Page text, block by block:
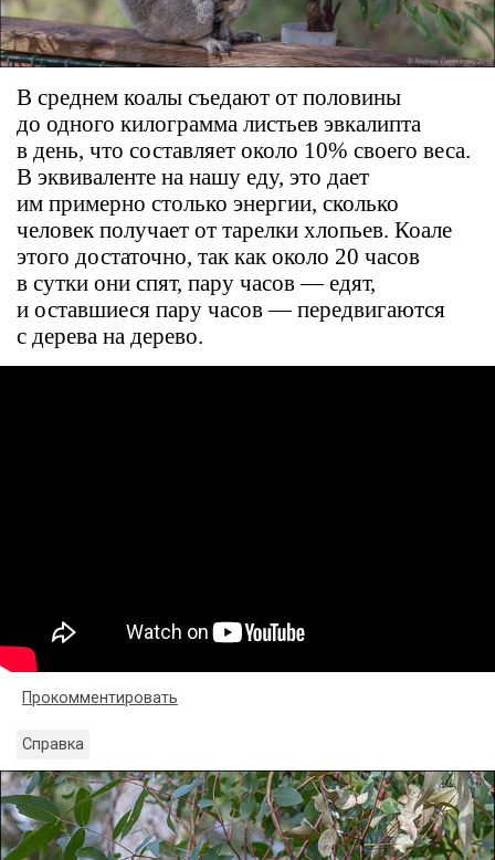
В среднем коалы съедают от половины
до одного килограмма листьев эвкалипта
в день, что составляет около 10% своего веса.
В эквиваленте на нашу еду, это дает
им примерно столько энергии, сколько
человек получает от тарелки хлопьев. Коале
этого достаточно, так как около 20 часов
в сутки они спят, пару часов — едят,
и оставшиеся пару часов — передвигаются
с дерева на дерево.
Прокомментировать
Справка